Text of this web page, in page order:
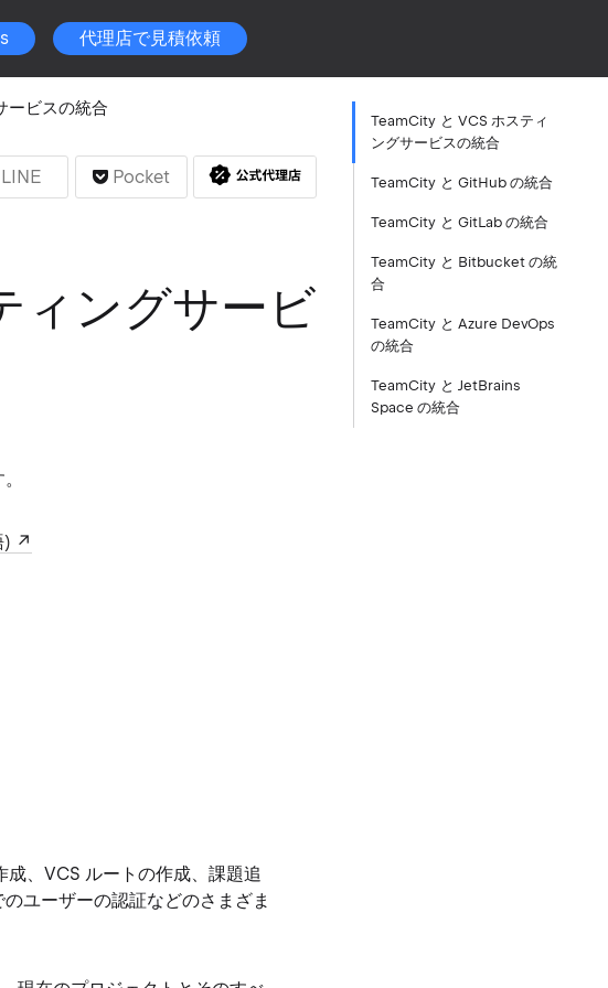
代理店で見積依頼
ービスの統合
LINE Pocket
ィングサービ
)
、VCS ルートの作成、課題追
ユーザーの認証などのさまざま
TeamCity と VCS ホスティ
ングサービスの統合
TeamCity と GitHub の統合
TeamCity と GitLab の統合
TeamCity と Bitbucket の統
合
TeamCity と Azure DevOps
の統合
TeamCity と JetBrains
Space の統合